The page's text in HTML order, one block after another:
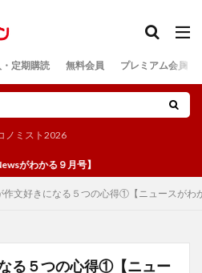
定期購読 無料会員 プレミアム会員
ノミスト2026
る９月号】
作文好きになる５つの心得①【ニュースがわ
る５つの心得①【ニュー
検索